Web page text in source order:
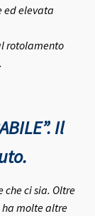
ed elevata
rotolamento
Il
che ci sia. Oltre
ha molte altre